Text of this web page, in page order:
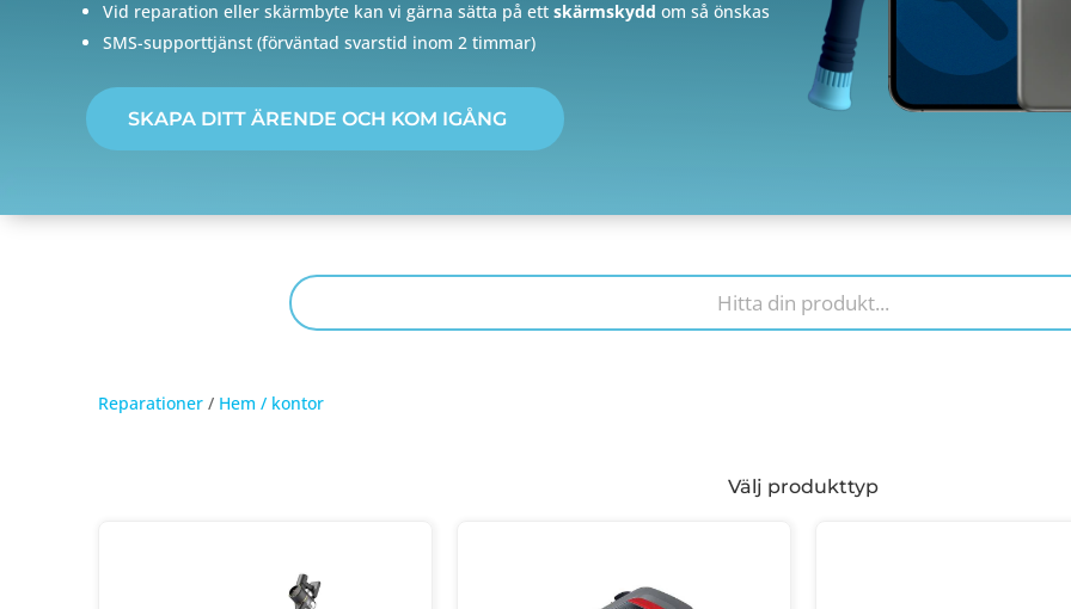
Vid reparation eller skärmbyte kan vi gärna sätta på ett skärmskydd om så önskas
SMS-supporttjänst (förväntad svarstid inom 2 timmar)
SKAPA DITT ÄRENDE OCH KOM IGÅNG
Reparationer / Hem / kontor
Välj produkttyp